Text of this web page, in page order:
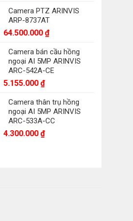
Camera PTZ ARINVIS
ARP-8737AT
64.500.000 ₫
Camera bán cầu hồng
ngoại AI 5MP ARINVIS
ARC-542A-CE
5.155.000 ₫
Camera thân trụ hồng
ngoại AI 5MP ARINVIS
ARC-533A-CC
4.300.000 ₫